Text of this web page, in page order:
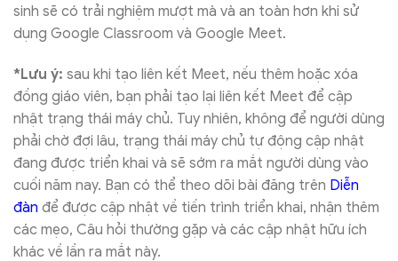
sinh sẽ có trải nghiệm mượt mà và an toàn hơn khi sử
dụng Google Classroom và Google Meet.
*Lưu ý: sau khi tạo liên kết Meet, nếu thêm hoặc xóa
đồng giáo viên, bạn phải tạo lại liên kết Meet để cập
nhật trạng thái máy chủ. Tuy nhiên, không để người dùng
phải chờ đợi lâu, trạng thái máy chủ tự động cập nhật
đang được triển khai và sẽ sớm ra mắt người dùng vào
cuối năm nay. Bạn có thể theo dõi bài đăng trên Diễn
đàn để được cập nhật về tiến trình triển khai, nhận thêm
các mẹo, Câu hỏi thường gặp và các cập nhật hữu ích
khác về lần ra mắt này.